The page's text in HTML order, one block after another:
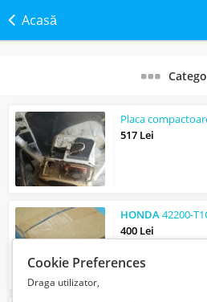
Acasă
Placa
517 Lei
HONDA42200-
400 Lei
Cookie Preferences
Draga utilizator,